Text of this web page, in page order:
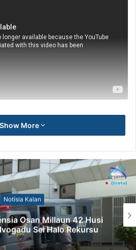
Show More
Notísia Kalan
Osan Millaun 42 Husi
Sei Halo Rekursu